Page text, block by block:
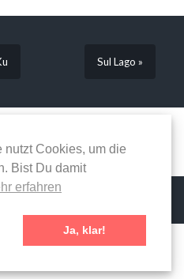
Sul Lago »
geschlossen.
nutzt Cookies, um die
Bist Du damit
erfahren
Ja, klar!